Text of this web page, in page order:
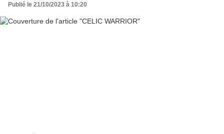
Publié le 21/10/2023 à 10:20